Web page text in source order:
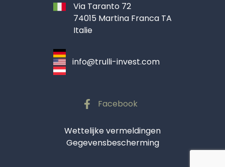
Via Taranto 72
74015 Martina Franca TA
Italie
info@trulli-invest.com
Facebook
Wettelijke vermeldingen
Gegevensbescherming